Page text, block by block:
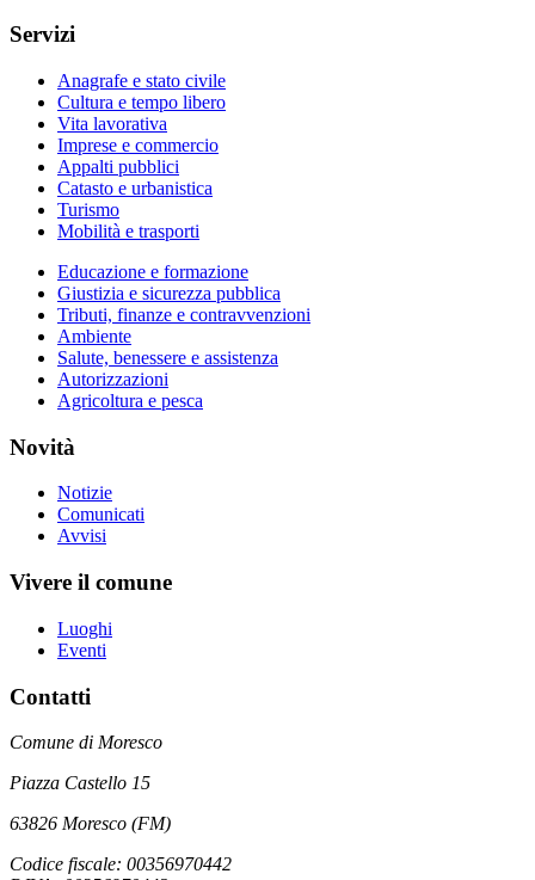
Servizi
Anagrafe e stato civile
Cultura e tempo libero
Vita lavorativa
Imprese e commercio
Appalti pubblici
Catasto e urbanistica
Turismo
Mobilità e trasporti
Educazione e formazione
Giustizia e sicurezza pubblica
Tributi, finanze e contravvenzioni
Ambiente
Salute, benessere e assistenza
Autorizzazioni
Agricoltura e pesca
Novità
Notizie
Comunicati
Avvisi
Vivere il comune
Luoghi
Eventi
Contatti
Comune di Moresco
Piazza Castello 15
63826 Moresco (FM)
Codice fiscale: 00356970442